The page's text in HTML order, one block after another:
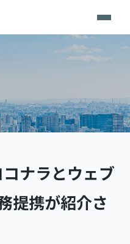
コナラとウェブ
提携が紹介さ